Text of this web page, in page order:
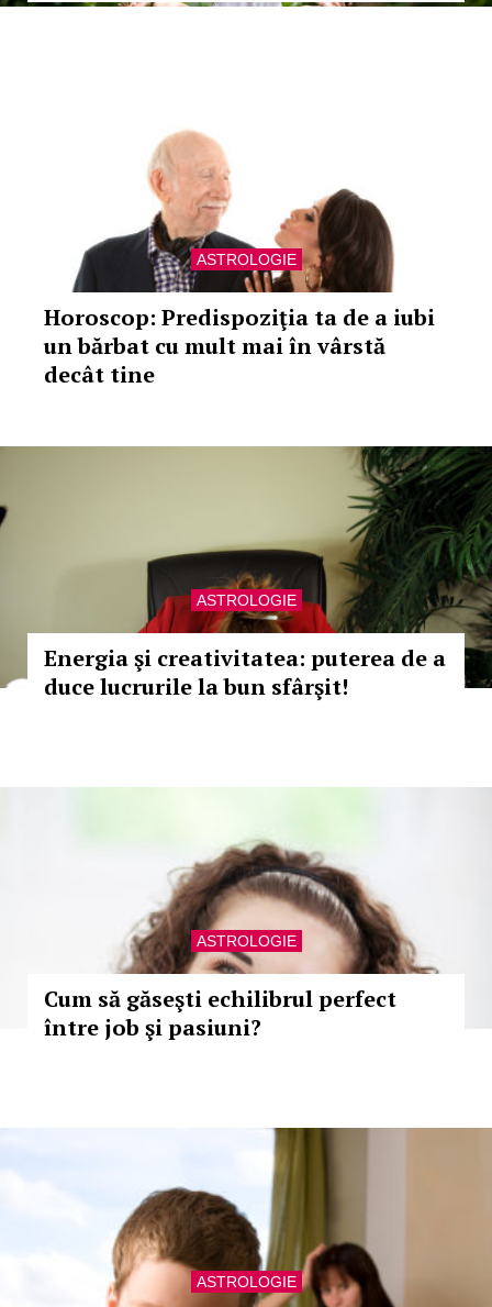
ASTROLOGIE
Horoscop: Predispoziţia ta de a iubi
un bărbat cu mult mai în vârstă
decât tine
ASTROLOGIE
Energia şi creativitatea: puterea de a
duce lucrurile la bun sfârşit!
ASTROLOGIE
Cum să găseşti echilibrul perfect
între job şi pasiuni?
ASTROLOGIE